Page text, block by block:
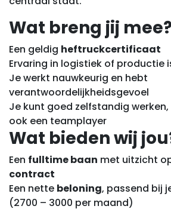
Wat breng jij mee?
Een geldig heftruckcertificaat
Ervaring in logistiek of productie
Je werkt nauwkeurig en hebt
verantwoordelijkheidsgevoel
Je kunt goed zelfstandig
ook een teamplayer
Wat bieden wij
Een fulltime baan met uitzicht
contract
Een nette beloning, passend bij
(2700 – 3000 per maand)